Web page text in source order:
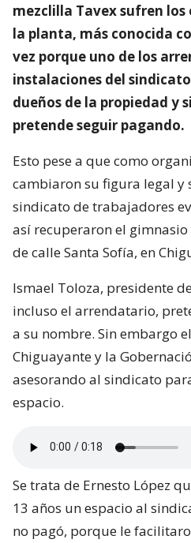
mezclilla Tavex sufren los
la planta, más conocida
vez porque uno de los
instalaciones del
dueños de la propiedad y
pretende seguir pagando.
Esto pese a que como
cambiaron su figura legal y
sindicato de trabajadores
así recuperaron el
de calle Santa Sofía, en
Ismael Toloza, presidente
incluso el arrendatario,
a su nombre. Sin embargo
Chiguayante y la
asesorando al sindicato
espacio.
Se trata de Ernesto López
13 años un espacio al
no pagó, porque le